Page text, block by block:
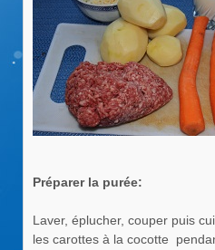
Préparer la purée:
Laver, éplucher, couper puis
les carottes à la cocotte